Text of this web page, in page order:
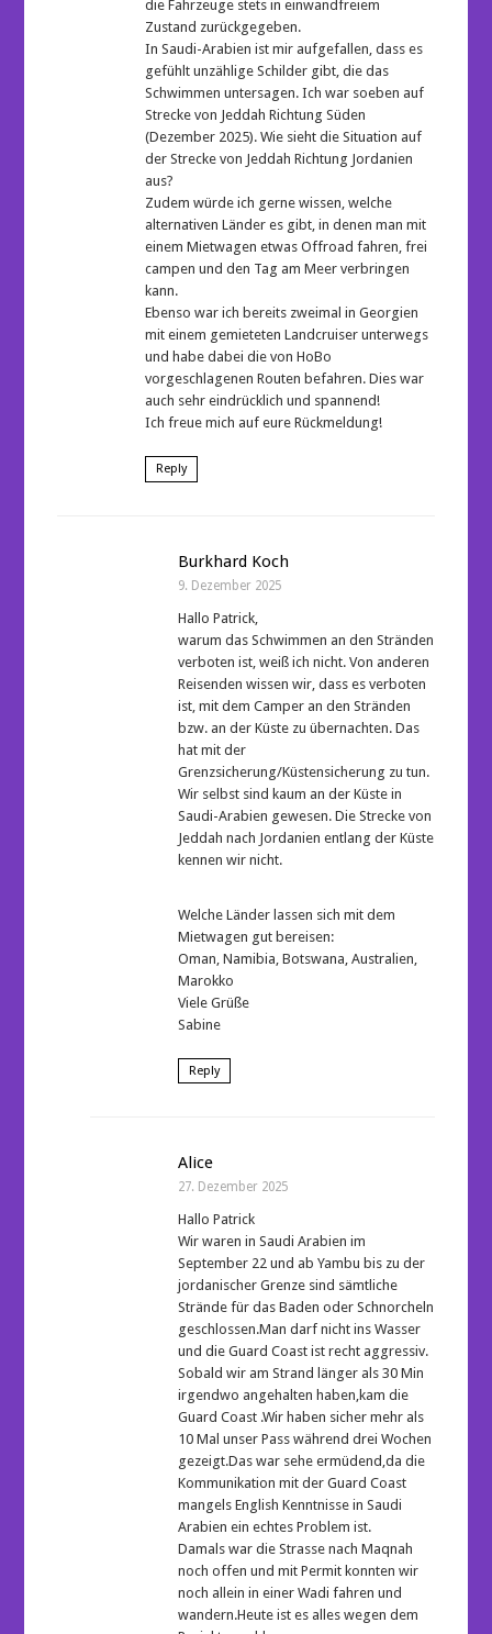
die Fahrzeuge stets in einwandfreiem
Zustand zurückgegeben.
In Saudi-Arabien ist mir aufgefallen, dass es
gefühlt unzählige Schilder gibt, die das
Schwimmen untersagen. Ich war soeben auf
Strecke von Jeddah Richtung Süden
(Dezember 2025). Wie sieht die Situation auf
der Strecke von Jeddah Richtung Jordanien
aus?
Zudem würde ich gerne wissen, welche
alternativen Länder es gibt, in denen man mit
einem Mietwagen etwas Offroad fahren, frei
campen und den Tag am Meer verbringen
kann.
Ebenso war ich bereits zweimal in Georgien
mit einem gemieteten Landcruiser unterwegs
und habe dabei die von HoBo
vorgeschlagenen Routen befahren. Dies war
auch sehr eindrücklich und spannend!
Ich freue mich auf eure Rückmeldung!
Reply
Burkhard Koch
9. Dezember 2025
Hallo Patrick,
warum das Schwimmen an den Stränden
verboten ist, weiß ich nicht. Von anderen
Reisenden wissen wir, dass es verboten
ist, mit dem Camper an den Stränden
bzw. an der Küste zu übernachten. Das
hat mit der
Grenzsicherung/Küstensicherung zu tun.
Wir selbst sind kaum an der Küste in
Saudi-Arabien gewesen. Die Strecke von
Jeddah nach Jordanien entlang der Küste
kennen wir nicht.
Welche Länder lassen sich mit dem
Mietwagen gut bereisen:
Oman, Namibia, Botswana, Australien,
Marokko
Viele Grüße
Sabine
Reply
Alice
27. Dezember 2025
Hallo Patrick
Wir waren in Saudi Arabien im
September 22 und ab Yambu bis zu der
jordanischer Grenze sind sämtliche
Strände für das Baden oder Schnorcheln
geschlossen.Man darf nicht ins Wasser
und die Guard Coast ist recht aggressiv.
Sobald wir am Strand länger als 30 Min
irgendwo angehalten haben,kam die
Guard Coast .Wir haben sicher mehr als
10 Mal unser Pass während drei Wochen
gezeigt.Das war sehe ermüdend,da die
Kommunikation mit der Guard Coast
mangels English Kenntnisse in Saudi
Arabien ein echtes Problem ist.
Damals war die Strasse nach Maqnah
noch offen und mit Permit konnten wir
noch allein in einer Wadi fahren und
wandern.Heute ist es alles wegen dem